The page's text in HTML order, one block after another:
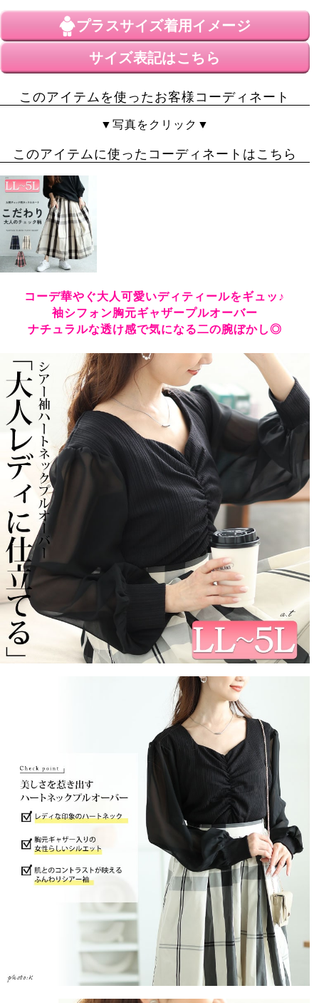
プラスサイズ着用イメージ
サイズ表記はこちら
このアイテムを使ったお客様コーディネート
▼写真をクリック▼
このアイテムに使ったコーディネートはこちら
コーデ華やぐ大人可愛いディティールをギュッ♪
袖シフォン胸元ギャザープルオーバー
ナチュラルな透け感で気になる二の腕ぼかし◎